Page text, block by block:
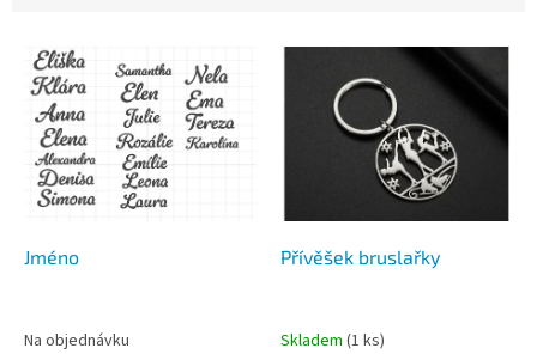
Jméno
Na objednávku
Přívěšek bruslařky
Skladem (1 ks)